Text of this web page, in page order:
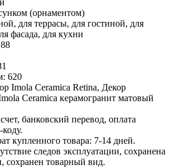
(орнаментом)
для террасы, для гостиной, для
фасада, для кухни
620
Imola Ceramica Retina, Декор
Ceramica керамогранит матовый
банковский перевод, оплата
купленного товара: 7-14 дней.
следов эксплуатации, сохранена
сохранен товарный вид.